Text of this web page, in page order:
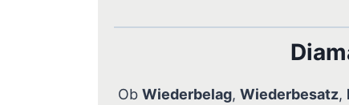
Ob Wiederbelag, Wiederbesatz,